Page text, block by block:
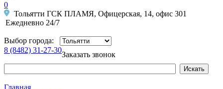
0
Тольятти ГСК ПЛАМЯ, Офицерская, 14, офис 301
Ежедневно 24/7
Выбор города:
8 (8482) 31-27-30
Заказать звонок
Главная